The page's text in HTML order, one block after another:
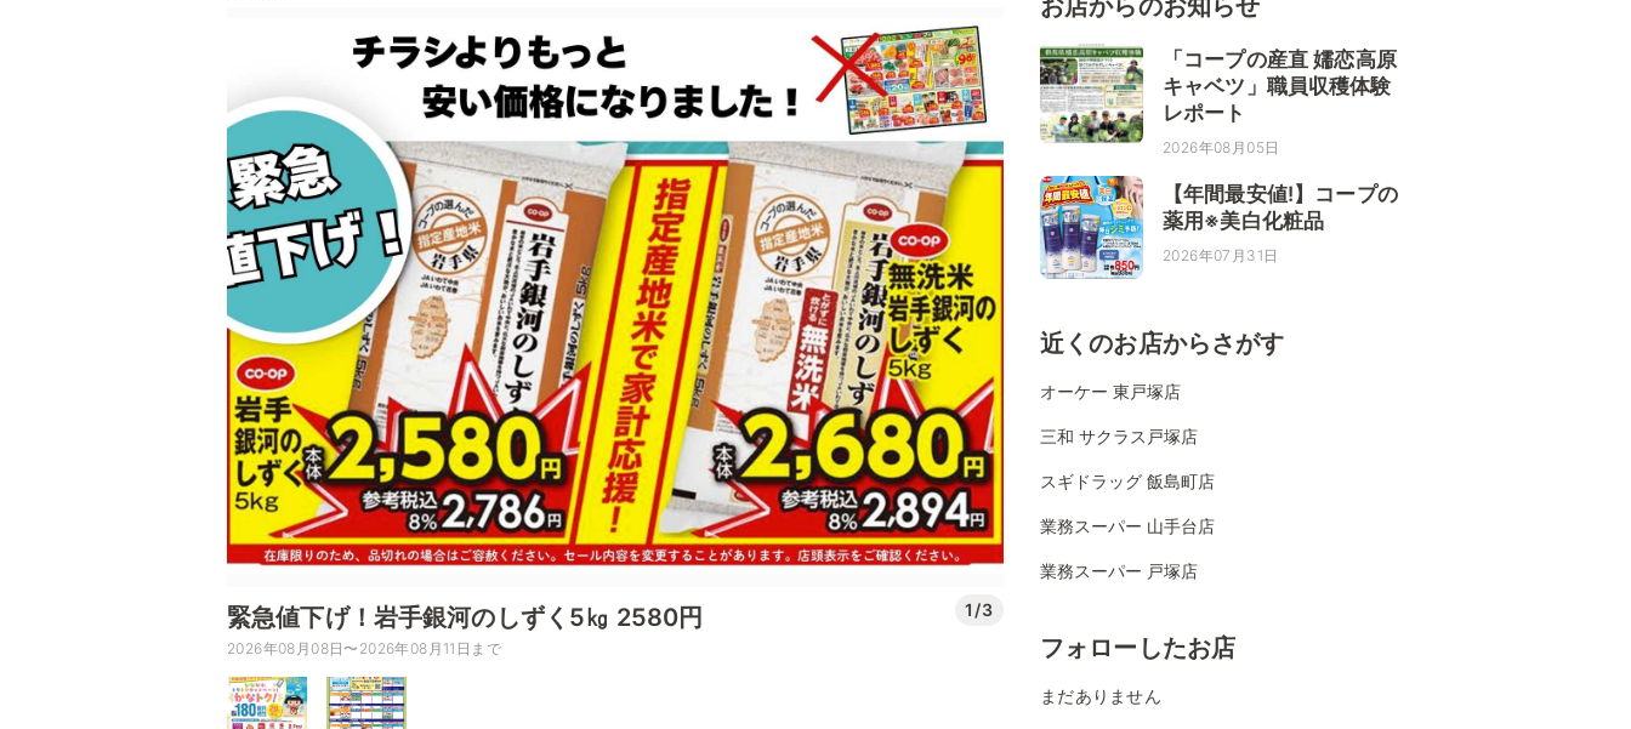
緊急値下げ！岩手銀河のしずく5㎏ 2580円 1/3
2026年08月08日〜2026年08月11日まで
お店からのお知らせ
「コープの産直 嬬恋高原
キャベツ」職員収穫体験
レポート
2026年08月05日
【年間最安値!】コープの
薬用※美白化粧品
2026年07月31日
近くのお店からさがす
オーケー 東戸塚店
三和 サクラス戸塚店
スギドラッグ 飯島町店
業務スーパー 山手台店
業務スーパー 戸塚店
フォローしたお店
まだありません